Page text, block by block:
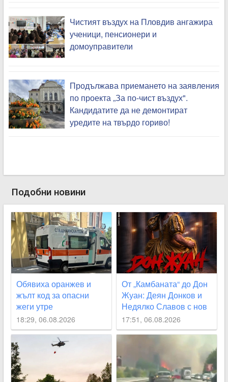
Чистият въздух на Пловдив ангажира
ученици, пенсионери и
домоуправители
Продължава приемането на заявления
по проекта „За по-чист въздух".
Кандидатите да не демонтират
уредите на твърдо гориво!
Подобни новини
Обявиха оранжев и
жълт код за опасни
жеги утре
18:29, 06.08.2026
От „Камбаната“ до Дон
Жуан: Деян Донков и
Недялко Славов с нов
съвместен проект в
Пловдив
17:51, 06.08.2026